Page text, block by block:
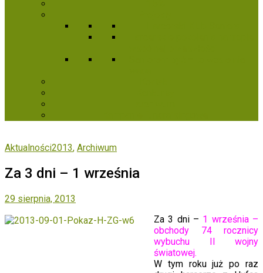
Aktualności2013, Archiwum
Za 3 dni – 1 września
29 sierpnia, 2013
Za 3 dni – 1 września –
obchody 74 rocznicy
wybuchu II wojny
światowej.
W tym roku już po raz